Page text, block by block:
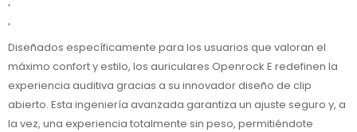
'
'
Diseñados específicamente para los usuarios que valoran el
máximo confort y estilo, los auriculares Openrock E redefinen la
experiencia auditiva gracias a su innovador diseño de clip
abierto. Esta ingeniería avanzada garantiza un ajuste seguro y, a
la vez, una experiencia totalmente sin peso, permitiéndote